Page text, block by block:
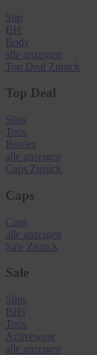
Slip
BH
Body
alle anzeigen
Top Deal Zurück
Top Deal
Slips
Tops
Bustier
alle anzeigen
Caps Zurück
Caps
Caps
alle anzeigen
Sale Zurück
Sale
Slips
BHs
Tops
Activewear
alle anzeigen